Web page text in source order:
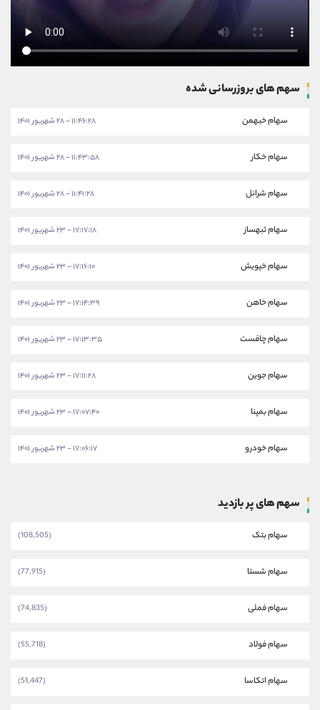
سهم های بروزرسانی شده
سهام خبهمن ۱۱:۴۶:۲۸ - ۲۸ شهریور ۱۴۰۱
سهام خکار ۱۱:۴۳:۵۸ - ۲۸ شهریور ۱۴۰۱
سهام شرانل ۱۱:۴۱:۲۸ - ۲۸ شهریور ۱۴۰۱
سهام ثبهساز ۱۷:۱۷:۱۸ - ۲۳ شهریور ۱۴۰۱
سهام خپویش ۱۷:۱۶:۱۰ - ۲۳ شهریور ۱۴۰۱
سهام خاهن ۱۷:۱۴:۳۹ - ۲۳ شهریور ۱۴۰۱
سهام چافست ۱۷:۱۳:۳۵ - ۲۳ شهریور ۱۴۰۱
سهام جوین ۱۷:۱۱:۲۸ - ۲۳ شهریور ۱۴۰۱
سهام بمپنا ۱۷:۰۷:۴۰ - ۲۳ شهریور ۱۴۰۱
سهام خودرو ۱۷:۰۶:۱۷ - ۲۳ شهریور ۱۴۰۱
سهم های پر بازدید
سهام بتک (108,505)
سهام شستا (77,915)
سهام فملی (74,835)
سهام فولاد (55,718)
سهام اتکاسا (51,447)